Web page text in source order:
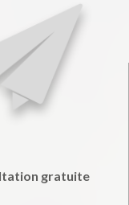
gratuite